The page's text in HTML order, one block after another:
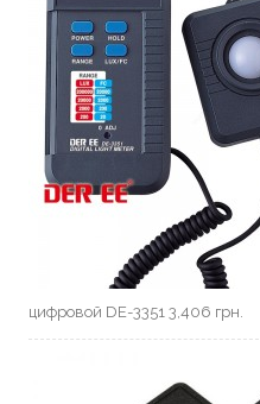
цифровой DE-3351 3,406 грн.